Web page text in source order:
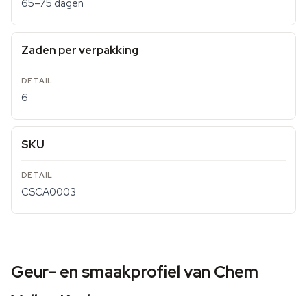
65–75 dagen
Zaden per verpakking
6
SKU
CSCA0003
Geur- en smaakprofiel van Chem